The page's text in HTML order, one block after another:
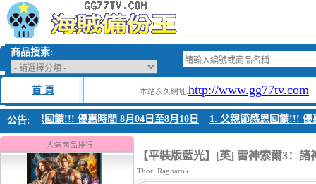
商品搜索:
首 頁 本站永久網址:http://www.gg77tv.com
公告:
節感恩回饋!!! 優惠時間 8月04日至8月10日 1. 父親節感恩回饋!!! 優
人氣商品排行
1.【平裝版藍光】[英] 太空超人
(2026)[台版字幕]
【平裝版藍光】[英] 雷神索爾3：諸
Thor: Ragnarok